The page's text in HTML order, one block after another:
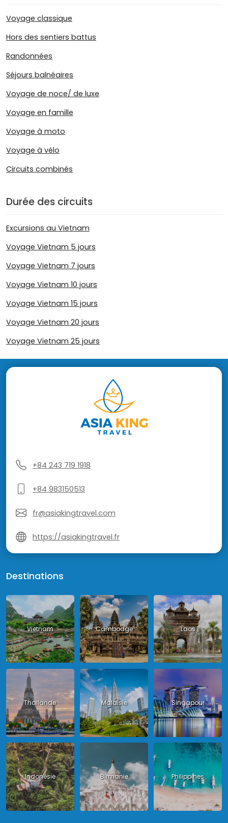
Voyage classique
Hors des sentiers battus
Randonnées
Séjours balnéaires
Voyage de noce/ de luxe
Voyage en famille
Voyage à moto
Voyage à vélo
Circuits combinés
Durée des circuits
Excursions au Vietnam
Voyage Vietnam 5 jours
Voyage Vietnam 7 jours
Voyage Vietnam 10 jours
Voyage Vietnam 15 jours
Voyage Vietnam 20 jours
Voyage Vietnam 25 jours
+84 243 719 1918
+84 983150513
fr@asiakingtravel.com
https://asiakingtravel.fr
Destinations
Vietnam Cambodge Laos
Thailande Malaisie Singapour
Indonésie Birmanie Philippines